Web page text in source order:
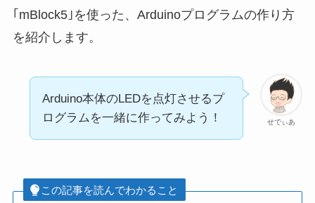
｢mBlock5｣を使った、Arduinoプログラムの作り方
を紹介します。
せでぃあ
Arduino本体のLEDを点灯させるプ
ログラムを一緒に作ってみよう！
この記事を読んでわかること